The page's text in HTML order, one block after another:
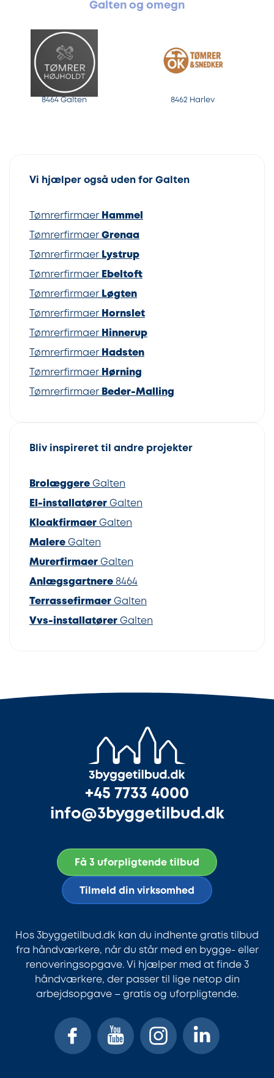
Galten og omegn
8464 Galten 8462 Harlev
Vi hjælper også uden for Galten
Tømrerfirmaer Hammel
Tømrerfirmaer Grenaa
Tømrerfirmaer Lystrup
Tømrerfirmaer Ebeltoft
Tømrerfirmaer Løgten
Tømrerfirmaer Hornslet
Tømrerfirmaer Hinnerup
Tømrerfirmaer Hadsten
Tømrerfirmaer Hørning
Tømrerfirmaer Beder-Malling
Bliv inspireret til andre projekter
Brolæggere Galten
El-installatører Galten
Kloakfirmaer Galten
Malere Galten
Murerfirmaer Galten
Anlægsgartnere 8464
Terrassefirmaer Galten
Vvs-installatører Galten
+45 7733 4000
info@3byggetilbud.dk
Få 3 uforpligtende tilbud
Tilmeld din virksomhed
Hos 3byggetilbud.dk kan du indhente gratis tilbud
fra håndværkere, når du står med en bygge- eller
renoveringsopgave. Vi hjælper med at finde 3
håndværkere, der passer til lige netop din
arbejdsopgave – gratis og uforpligtende.